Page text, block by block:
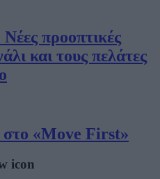
προοπτικές
και τους πελάτες
«Move First»